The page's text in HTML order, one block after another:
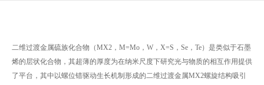
二维过渡金属硫族化合物（MX2，M=Mo，W，X=S，Se，Te）是类似于石墨
烯的层状化合物，其超薄的厚度为在纳米尺度下研究光与物质的相互作用提供
了平台，其中以螺位错驱动生长机制形成的二维过渡金属MX2螺旋结构吸引